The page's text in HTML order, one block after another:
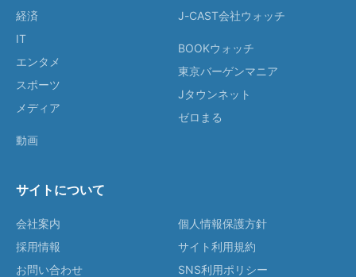
経済
IT
エンタメ
スポーツ
メディア
動画
J-CAST会社ウォッチ
BOOKウォッチ
東京バーゲンマニア
Jタウンネット
ゼロまる
サイトについて
会社案内
採用情報
お問い合わせ
個人情報保護方針
サイト利用規約
SNS利用ポリシー